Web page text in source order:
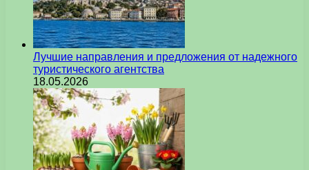
Лучшие направления и предложения от надежного
туристического агентства
18.05.2026